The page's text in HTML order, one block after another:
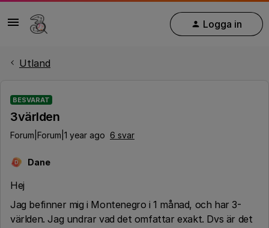
Logga in
Utland
BESVARAT
3världen
Forum|Forum|1 year ago 6 svar
D Dane
Hej
Jag befinner mig i Montenegro i 1 månad, och har 3-
världen. Jag undrar vad det omfattar exakt. Dvs är det